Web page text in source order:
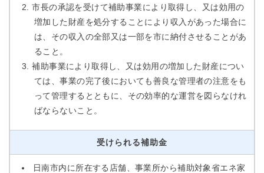
市長の承認を受けて補助事業により取得し、又は効用の
増加した財産を処分することにより収入があった場合に
は、その収入の全部又は一部を市に納付させることがあ
ること。
補助事業により取得し、又は効用の増加した財産につい
ては、事業の完了後においても善良な管理者の注意をも
って管理するとともに、その効率的な運営を図らなけれ
ばならないこと。
受けられる補助金
日南市内に所在する店舗、事業所から補助対象省エネ家